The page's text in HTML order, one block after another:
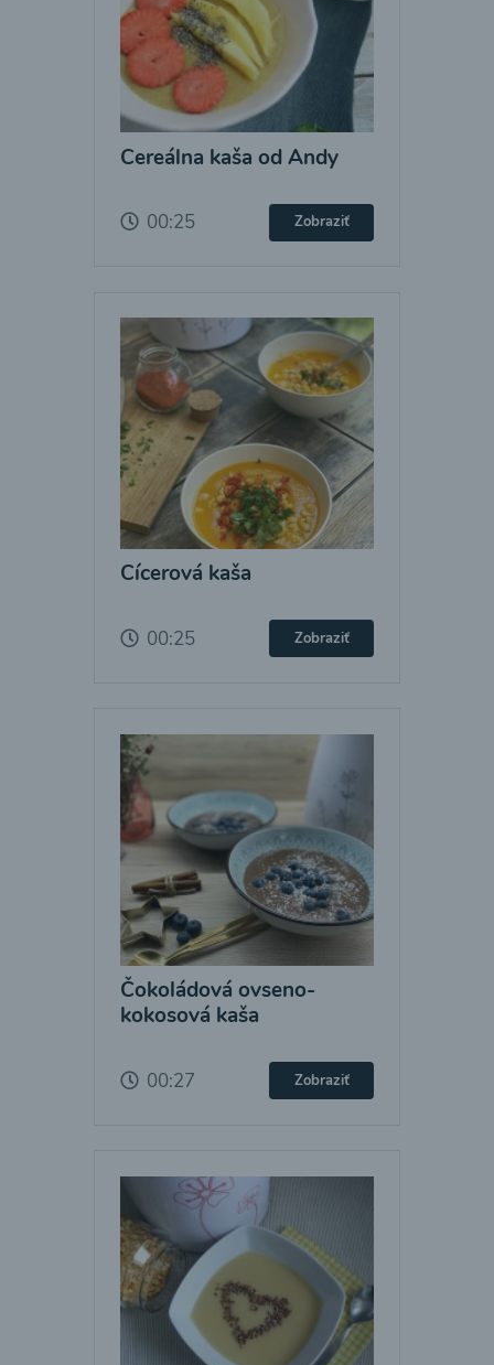
Cereálna kaša od Andy
00:25 Zobraziť
Cícerová kaša
00:25 Zobraziť
Čokoládová ovseno-
kokosová kaša
00:27 Zobraziť